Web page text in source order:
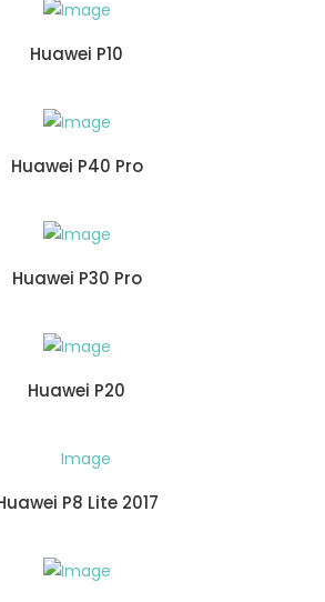
Huawei P10
Huawei P40 Pro
Huawei P30 Pro
Huawei P20
P8 Lite 2017